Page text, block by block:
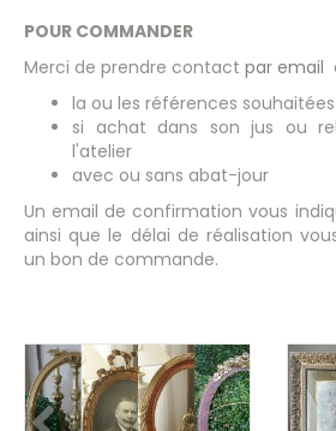
POUR COMMANDER
Merci de prendre contact par email
la ou les références
si achat dans son jus ou
l'atelier
avec ou sans abat-jour
Un email de confirmation vous
ainsi que le délai de réalisation
un bon de commande.